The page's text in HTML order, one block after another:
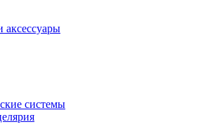
аксессуары
системы